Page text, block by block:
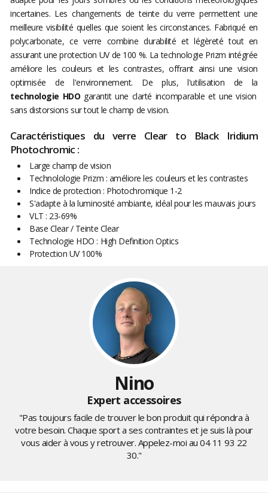
incertaines. Les changements de teinte du verre permettent une
meilleure visibilité quelles que soient les circonstances. Fabriqué en
polycarbonate, ce verre combine durabilité et légèreté tout en
assurant une protection UV de 100 %. La technologie Prizm intégrée
améliore les couleurs et les contrastes, offrant ainsi une vision
optimisée de l'environnement. De plus, l'utilisation de la
technologie HDO garantit une clarté incomparable et une vision
sans distorsions sur tout le champ de vision.
Caractéristiques du verre Clear to Black Iridium
Photochromic :
Large champ de vision
Technolologie Prizm : améliore les couleurs et les contrastes
Indice de protection : Photochromique 1-2
S'adapte à la luminosité ambiante, idéal pour les mauvais jours
VLT : 23-69%
Base Clear / Teinte Clear
Technologie HDO : High Definition Optics
Protection UV 100%
Nino
Expert accessoires
"Pas toujours facile de trouver le bon produit qui répondra à
votre besoin. Chaque sport a ses contraintes et je suis là pour
vous aider à vous y retrouver. Appelez-moi au04 11 93 22
30."